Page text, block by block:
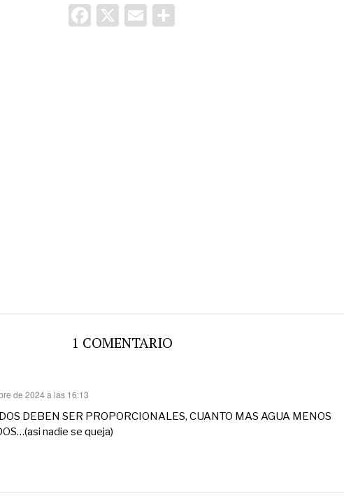
Facebook
X Email
1 COMENTARIO
de 2024 a las 16:13
DEBEN SER PROPORCIONALES, CUANTO MAS AGUA MENOS
nadie se queja)